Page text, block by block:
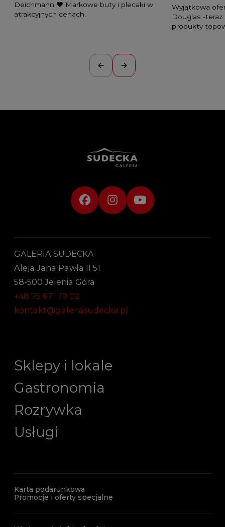
Deichmann ❤️ Markowe buty i plecaki w
atrakcyjnych cenach.
Wyjątkowa
Douglas -
produkty
GALERIA SUDECKA
Aleja Jana Pawła II 51
58-500 Jelenia Góra
+48 75 671 79 02
kontakt@galeriasudecka.pl
Sklepy i lokale
Gastronomia
Rozrywka
Usługi
Karta podarunkowa
Promocje i oferty specjalne